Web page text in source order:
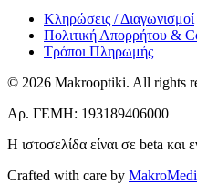
Κληρώσεις / Διαγωνισμοί
Πολιτική Απορρήτου &
Τρόποι Πληρωμής
© 2026 Makrooptiki. All rights
Αρ. ΓΕΜΗ: 193189406000
Η ιστοσελίδα είναι σε beta και
Crafted with care by